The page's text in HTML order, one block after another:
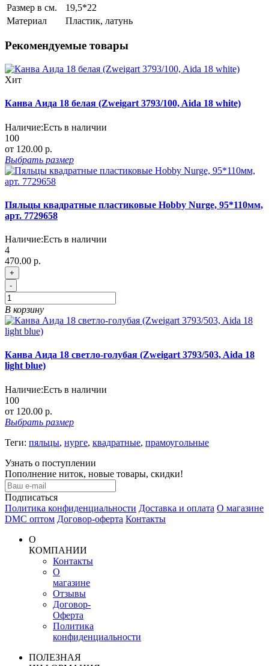
Размер в см.
19,5*22
Материал
Пластик, латунь
Рекомендуемые товары
Хит
Канва Аида 18 белая (Zweigart 3793/100, Aida 18 white)
Наличие:Есть в наличии
100
от 120.00 р.
Выбрать размер
Пяльцы квадратные пластиковые Hobby Nurge, 95*110мм,
арт. 7729658
Наличие:Есть в наличии
4
470.00 р.
+
-
В корзину
Канва Аида 18 светло-голубая (Zweigart 3793/503, Aida 18
light blue)
Наличие:Есть в наличии
100
от 120.00 р.
Выбрать размер
Теги: пяльцы, нурге, квадратные, прамоугольные
Узнать о поступлении
Пополнение ниток, новые товары, скидки!
Подписаться
Политика конфиденциальности Доставка и оплата О магазине
DMC оптом Договор-оферта Контакты
О
КОМПАНИИ
Контакты
О
магазине
Отзывы
Договор-
Оферта
Политика
конфиденциальности
ПОЛЕЗНАЯ